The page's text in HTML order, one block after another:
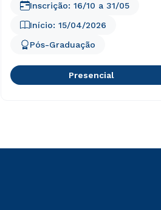
Início: 15/04/2026
Pós-Graduação
Inscrição: 16/10 a 31/05
Presencial